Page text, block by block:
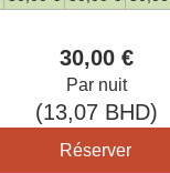
30,00€
Par nuit
(13,07BHD)